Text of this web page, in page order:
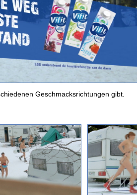
Geschmacksrichtungen gibt.